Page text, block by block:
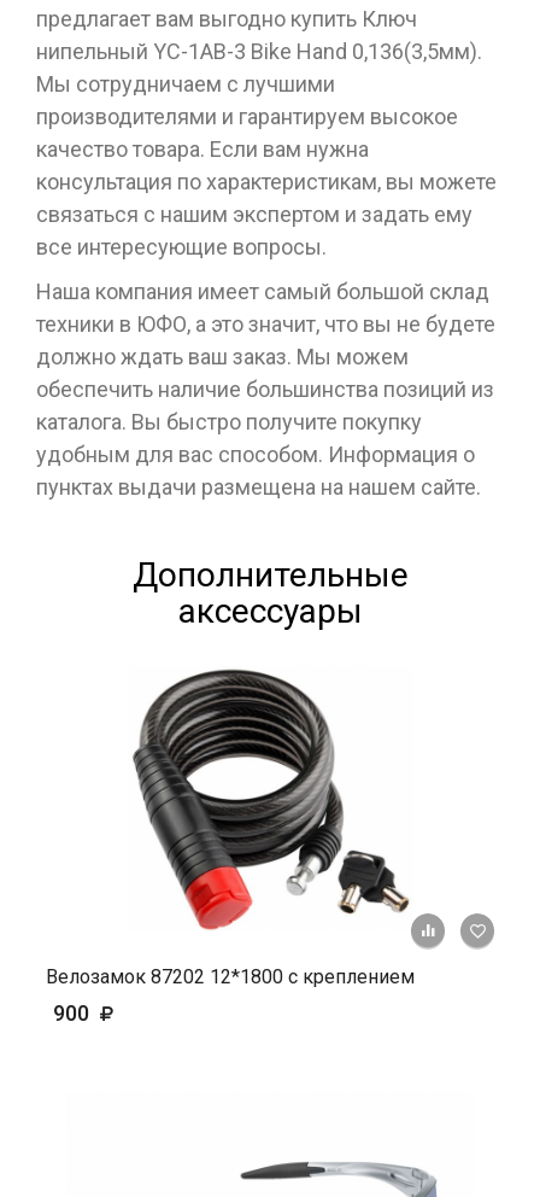
предлагает вам выгодно купить Ключ
нипельный YC-1AB-3 Bike Hand 0,136(3,5мм).
Мы сотрудничаем с лучшими
производителями и гарантируем высокое
качество товара. Если вам нужна
консультация по характеристикам, вы можете
связаться с нашим экспертом и задать ему
все интересующие вопросы.
Наша компания имеет самый большой склад
техники в ЮФО, а это значит, что вы не будете
должно ждать ваш заказ. Мы можем
обеспечить наличие большинства позиций из
каталога. Вы быстро получите покупку
удобным для вас способом. Информация о
пунктах выдачи размещена на нашем сайте.
Дополнительные
аксессуары
+ К
Велозамок 87202 12*1800 с креплением
900